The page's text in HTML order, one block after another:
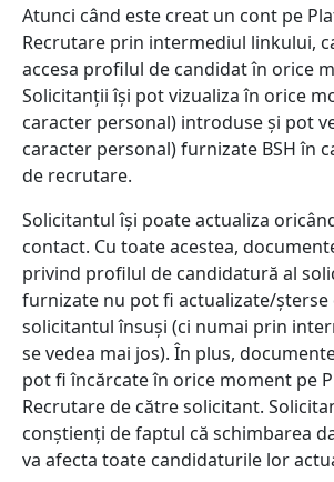
Atunci când este creat un cont pe
Recrutare prin intermediul linkului,
accesa profilul de candidat în orice
Solicitanții își pot vizualiza în orice
caracter personal) introduse și pot
caracter personal) furnizate BSH în
de recrutare.
Solicitantul își poate actualiza
contact. Cu toate acestea,
privind profilul de candidatură al
furnizate nu pot fi actualizate/șterse
solicitantul însuși (ci numai prin
se vedea mai jos). În plus,
pot fi încărcate în orice moment pe
Recrutare de către solicitant.
conștienți de faptul că schimbarea
va afecta toate candidaturile lor